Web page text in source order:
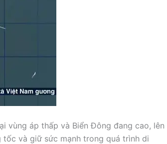
vùng áp thấp và Biển Đông đang cao, lên
và giữ sức mạnh trong quá trình di